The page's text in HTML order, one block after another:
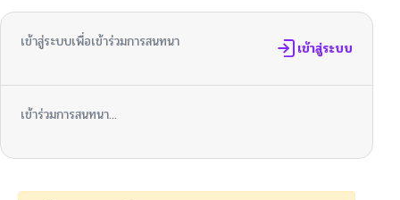
เข้าสู่ระบบเพื่อเข้าร่วมการสนทนา เข้าสู่ระบบ
เข้าร่วมการสนทนา...